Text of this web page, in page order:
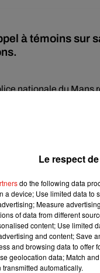
à témoins sur
nationale du
infos publiées sur
de 21 heures,
un jean et des
Genetay,
Le respect
do the following data
a device; Use limited data
Measure
of data from different
content; Use limited
and content; Save
and browsing data to
geolocation data; Match
automatically.